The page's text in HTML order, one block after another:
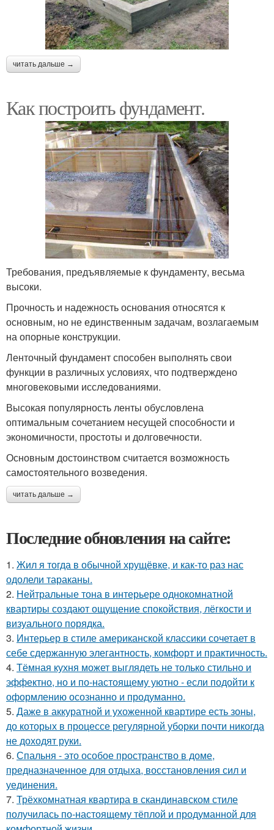
читать дальше →
Как построить фундамент.
Требования, предъявляемые к фундаменту, весьма
высоки.
Прочность и надежность основания относятся к
основным, но не единственным задачам, возлагаемым
на опорные конструкции.
Ленточный фундамент способен выполнять свои
функции в различных условиях, что подтверждено
многовековыми исследованиями.
Высокая популярность ленты обусловлена
оптимальным сочетанием несущей способности и
экономичности, простоты и долговечности.
Основным достоинством считается возможность
самостоятельного возведения.
читать дальше →
Последние обновления на сайте:
1. Жил я тогда в обычной хрущёвке, и как-то раз нас
одолели тараканы.
2. Нейтральные тона в интерьере однокомнатной
квартиры создают ощущение спокойствия, лёгкости и
визуального порядка.
3. Интерьер в стиле американской классики сочетает в
себе сдержанную элегантность, комфорт и практичность.
4. Тёмная кухня может выглядеть не только стильно и
эффектно, но и по-настоящему уютно - если подойти к
оформлению осознанно и продуманно.
5. Даже в аккуратной и ухоженной квартире есть зоны,
до которых в процессе регулярной уборки почти никогда
не доходят руки.
6. Спальня - это особое пространство в доме,
предназначенное для отдыха, восстановления сил и
уединения.
7. Трёхкомнатная квартира в скандинавском стиле
получилась по-настоящему тёплой и продуманной для